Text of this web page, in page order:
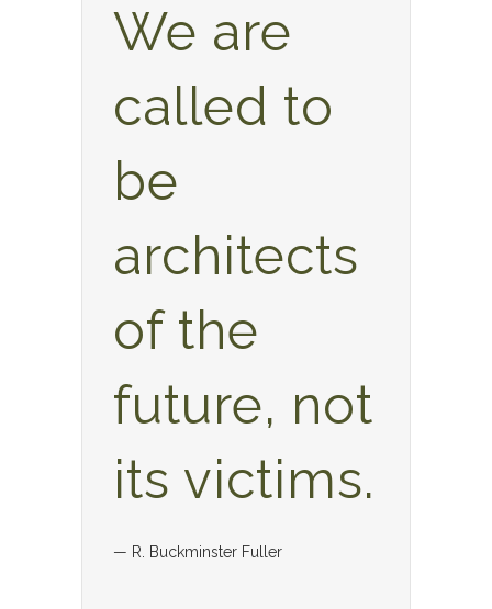
We are
called to
be
architects
of the
future, not
its victims.
— R. Buckminster Fuller